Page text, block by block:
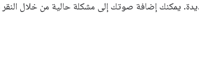
يمكنك إضافة صوتك إلى مشكلة حالية من خلال النقر